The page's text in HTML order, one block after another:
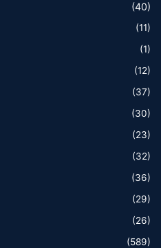
(40)
(11)
(1)
(12)
(37)
(30)
(23)
(32)
(36)
(29)
(26)
(589)